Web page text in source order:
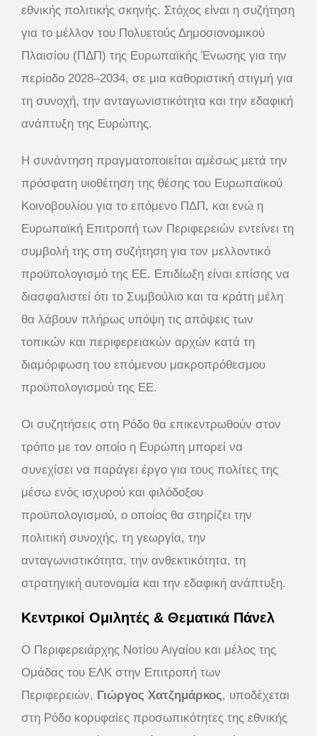
εθνικής πολιτικής σκηνής. Στόχος είναι η συζήτηση
για το μέλλον του Πολυετούς Δημοσιονομικού
Πλαισίου (ΠΔΠ) της Ευρωπαϊκής Ένωσης για την
περίοδο 2028–2034, σε μια καθοριστική στιγμή για
τη συνοχή, την ανταγωνιστικότητα και την εδαφική
ανάπτυξη της Ευρώπης.
Η συνάντηση πραγματοποιείται αμέσως μετά την
πρόσφατη υιοθέτηση της θέσης του Ευρωπαϊκού
Κοινοβουλίου για το επόμενο ΠΔΠ, και ενώ η
Ευρωπαϊκή Επιτροπή των Περιφερειών εντείνει τη
συμβολή της στη συζήτηση για τον μελλοντικό
προϋπολογισμό της ΕΕ. Επιδίωξη είναι επίσης να
διασφαλιστεί ότι το Συμβούλιο και τα κράτη μέλη
θα λάβουν πλήρως υπόψη τις απόψεις των
τοπικών και περιφερειακών αρχών κατά τη
διαμόρφωση του επόμενου μακροπρόθεσμου
προϋπολογισμού της ΕΕ.
Οι συζητήσεις στη Ρόδο θα επικεντρωθούν στον
τρόπο με τον οποίο η Ευρώπη μπορεί να
συνεχίσει να παράγει έργο για τους πολίτες της
μέσω ενός ισχυρού και φιλόδοξου
προϋπολογισμού, ο οποίος θα στηρίζει την
πολιτική συνοχής, τη γεωργία, την
ανταγωνιστικότητα, την ανθεκτικότητα, τη
στρατηγική αυτονομία και την εδαφική ανάπτυξη.
Κεντρικοί Ομιλητές & Θεματικά Πάνελ
Ο Περιφερειάρχης Νοτίου Αιγαίου και μέλος της
Ομάδας του ΕΛΚ στην Επιτροπή των
Περιφερειών, Γιώργος Χατζημάρκος, υποδέχεται
στη Ρόδο κορυφαίες προσωπικότητες της εθνικής